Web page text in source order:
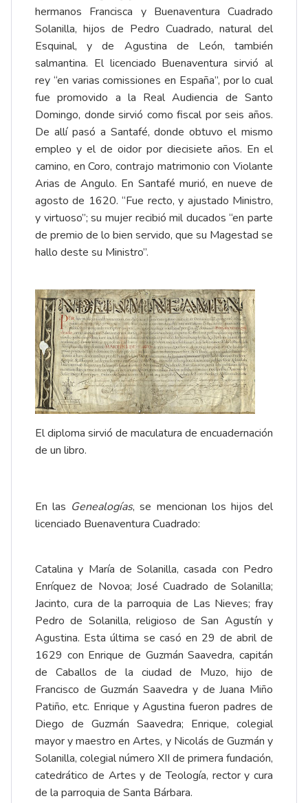
hermanos Francisca y Buenaventura Cuadrado
Solanilla, hijos de Pedro Cuadrado, natural del
Esquinal, y de Agustina de León, también
salmantina. El licenciado Buenaventura sirvió al
rey “en varias comissiones en España”, por lo cual
fue promovido a la Real Audiencia de Santo
Domingo, donde sirvió como fiscal por seis años.
De allí pasó a Santafé, donde obtuvo el mismo
empleo y el de oidor por diecisiete años. En el
camino, en Coro, contrajo matrimonio con Violante
Arias de Angulo. En Santafé murió, en nueve de
agosto de 1620. “Fue recto, y ajustado Ministro,
y virtuoso”; su mujer recibió mil ducados “en parte
de premio de lo bien servido, que su Magestad se
hallo deste su Ministro”.
El diploma sirvió de maculatura de encuadernación
de un libro.
En las Genealogías, se mencionan los hijos del
licenciado Buenaventura Cuadrado:
Catalina y María de Solanilla, casada con Pedro
Enríquez de Novoa; José Cuadrado de Solanilla;
Jacinto, cura de la parroquia de Las Nieves; fray
Pedro de Solanilla, religioso de San Agustín y
Agustina. Esta última se casó en 29 de abril de
1629 con Enrique de Guzmán Saavedra, capitán
de Caballos de la ciudad de Muzo, hijo de
Francisco de Guzmán Saavedra y de Juana Miño
Patiño, etc. Enrique y Agustina fueron padres de
Diego de Guzmán Saavedra; Enrique, colegial
mayor y maestro en Artes, y Nicolás de Guzmán y
Solanilla, colegial número XII de primera fundación,
catedrático de Artes y de Teología, rector y cura
de la parroquia de Santa Bárbara.